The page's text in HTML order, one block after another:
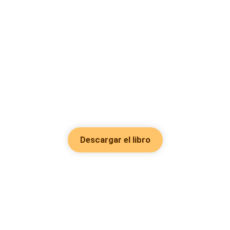
Descargar el libro